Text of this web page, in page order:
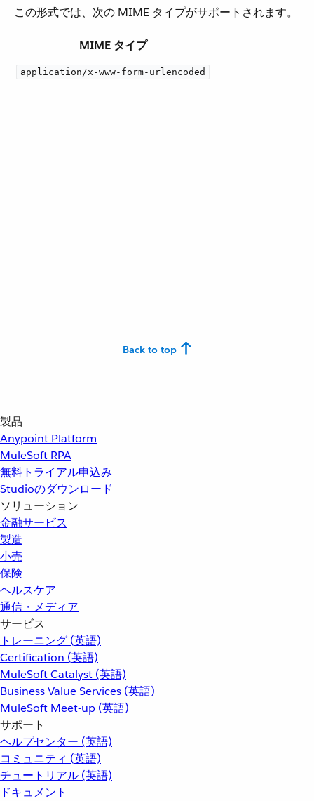
この形式では、次の MIME タイプがサポートされます。
MIME タイプ
application/x-www-form-urlencoded
Back to top
製品
Anypoint Platform
MuleSoft RPA
無料トライアル申込み
Studioのダウンロード
ソリューション
金融サービス
製造
小売
保険
ヘルスケア
通信・メディア
サービス
トレーニング (英語)
Certification (英語)
MuleSoft Catalyst (英語)
Business Value Services (英語)
MuleSoft Meet-up (英語)
サポート
ヘルプセンター (英語)
コミュニティ (英語)
チュートリアル (英語)
ドキュメント